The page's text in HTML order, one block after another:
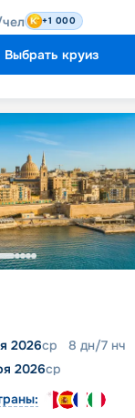
+1 000
Выбрать круиз
2026ср 8 дн/7 нч
2026ср